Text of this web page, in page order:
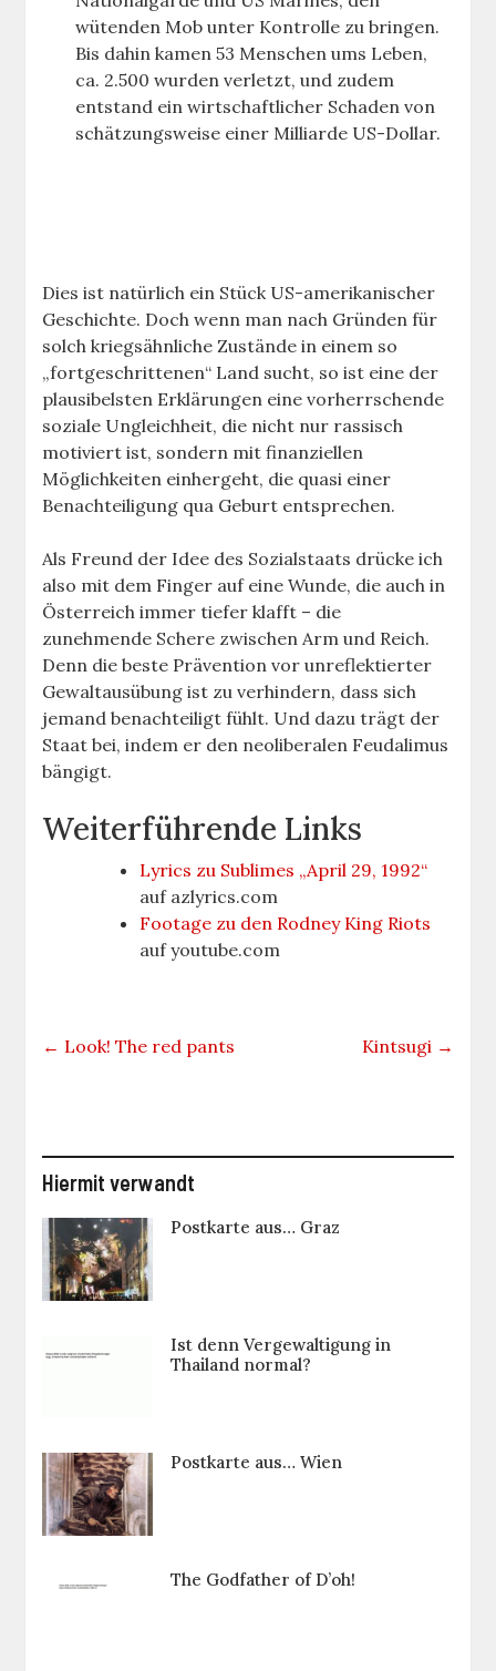
wütenden Mob unter Kontrolle zu bringen.
Bis dahin kamen 53 Menschen ums Leben,
ca. 2.500 wurden verletzt, und zudem
entstand ein wirtschaftlicher Schaden von
schätzungsweise einer Milliarde US-Dollar.
Dies ist natürlich ein Stück US-amerikanischer
Geschichte. Doch wenn man nach Gründen für
solch kriegsähnliche Zustände in einem so
„fortgeschrittenen“ Land sucht, so ist eine der
plausibelsten Erklärungen eine vorherrschende
soziale Ungleichheit, die nicht nur rassisch
motiviert ist, sondern mit finanziellen
Möglichkeiten einhergeht, die quasi einer
Benachteiligung qua Geburt entsprechen.
Als Freund der Idee des Sozialstaats drücke ich
also mit dem Finger auf eine Wunde, die auch in
Österreich immer tiefer klafft – die
zunehmende Schere zwischen Arm und Reich.
Denn die beste Prävention vor unreflektierter
Gewaltausübung ist zu verhindern, dass sich
jemand benachteiligt fühlt. Und dazu trägt der
Staat bei, indem er den neoliberalen Feudalimus
bängigt.
Weiterführende Links
Lyrics zu Sublimes „April 29, 1992“
auf azlyrics.com
Footage zu den Rodney King Riots
auf youtube.com
← Look! The red pants Kintsugi →
Hiermit verwandt
Postkarte aus… Graz
Ist denn Vergewaltigung in
Thailand normal?
Postkarte aus… Wien
The Godfather of D’oh!